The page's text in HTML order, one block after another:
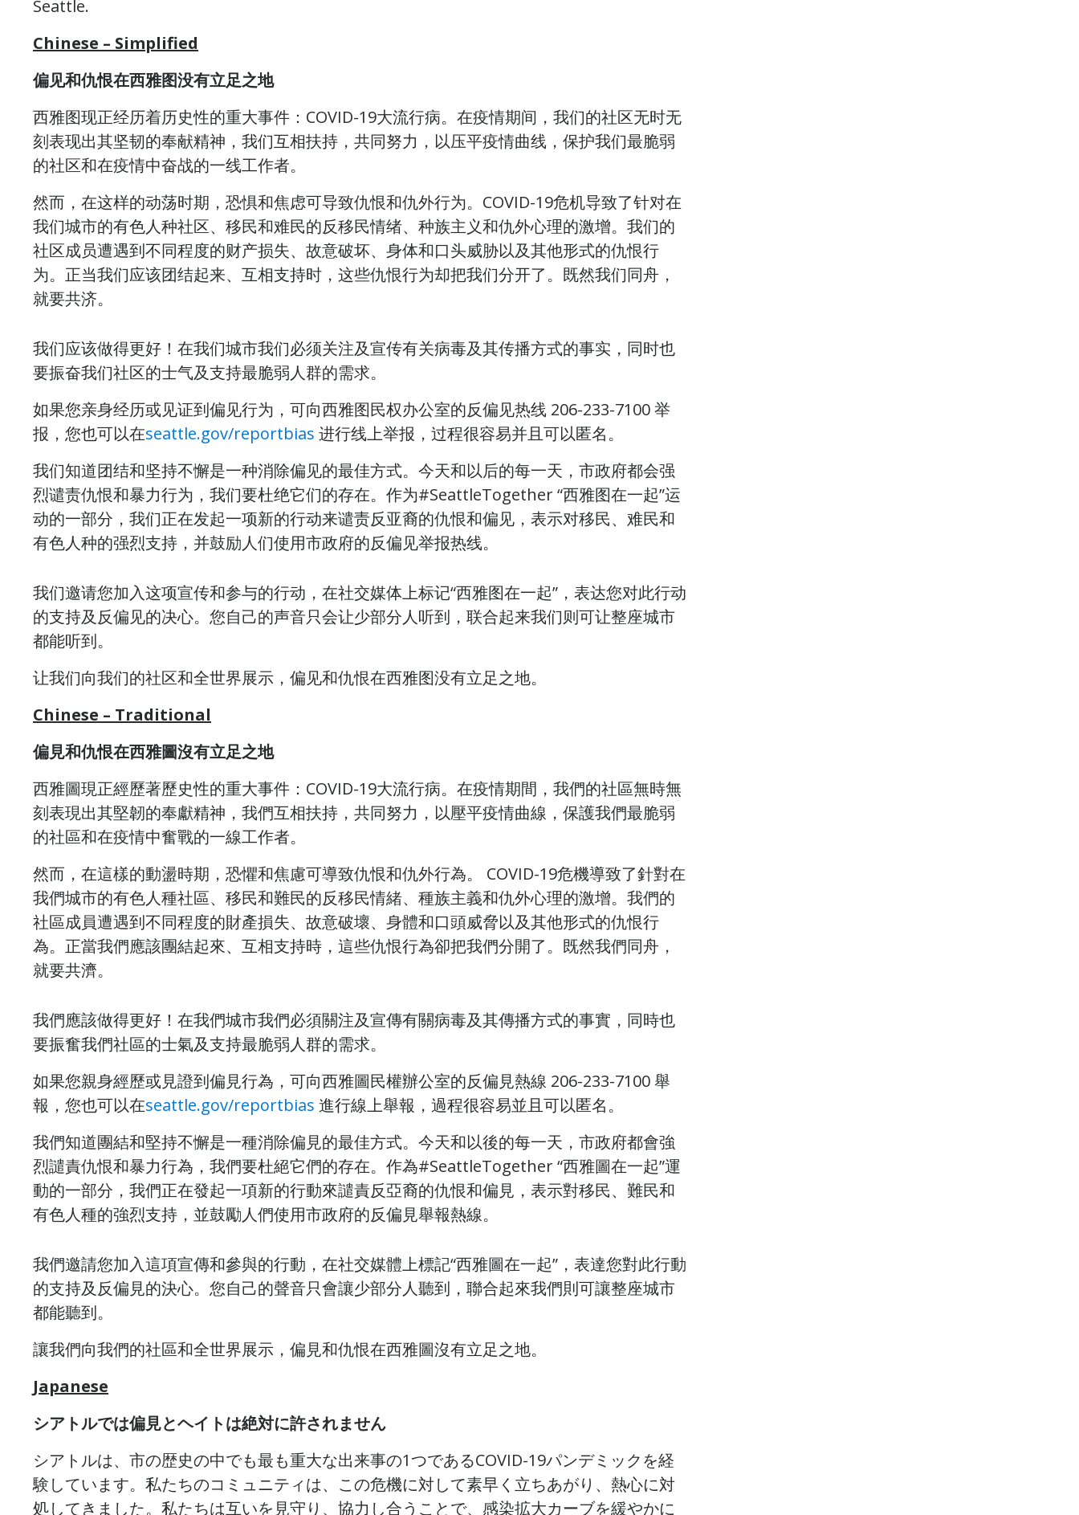
Seattle.
Chinese – Simplified
偏见和仇恨在西雅图没有立足之地
西雅图现正经历着历史性的重大事件：COVID-19大流行病。在疫情期间，我们的社区无时无
刻表现出其坚韧的奉献精神，我们互相扶持，共同努力，以压平疫情曲线，保护我们最脆弱
的社区和在疫情中奋战的一线工作者。
然而，在这样的动荡时期，恐惧和焦虑可导致仇恨和仇外行为。COVID-19危机导致了针对在
我们城市的有色人种社区、移民和难民的反移民情绪、种族主义和仇外心理的激增。我们的
社区成员遭遇到不同程度的财产损失、故意破坏、身体和口头威胁以及其他形式的仇恨行
为。正当我们应该团结起来、互相支持时，这些仇恨行为却把我们分开了。既然我们同舟，
就要共济。
我们应该做得更好！在我们城市我们必须关注及宣传有关病毒及其传播方式的事实，同时也
要振奋我们社区的士气及支持最脆弱人群的需求。
如果您亲身经历或见证到偏见行为，可向西雅图民权办公室的反偏见热线 206-233-7100 举
报，您也可以在seattle.gov/reportbias 进行线上举报，过程很容易并且可以匿名。
我们知道团结和坚持不懈是一种消除偏见的最佳方式。今天和以后的每一天，市政府都会强
烈谴责仇恨和暴力行为，我们要杜绝它们的存在。作为#SeattleTogether “西雅图在一起”运
动的一部分，我们正在发起一项新的行动来谴责反亚裔的仇恨和偏见，表示对移民、难民和
有色人种的强烈支持，并鼓励人们使用市政府的反偏见举报热线。
我们邀请您加入这项宣传和参与的行动，在社交媒体上标记“西雅图在一起”，表达您对此行动
的支持及反偏见的决心。您自己的声音只会让少部分人听到，联合起来我们则可让整座城市
都能听到。
让我们向我们的社区和全世界展示，偏见和仇恨在西雅图没有立足之地。
Chinese – Traditional
偏見和仇恨在西雅圖沒有立足之地
西雅圖現正經歷著歷史性的重大事件：COVID-19大流行病。在疫情期間，我們的社區無時無
刻表現出其堅韌的奉獻精神，我們互相扶持，共同努力，以壓平疫情曲線，保護我們最脆弱
的社區和在疫情中奮戰的一線工作者。
然而，在這樣的動盪時期，恐懼和焦慮可導致仇恨和仇外行為。 COVID-19危機導致了針對在
我們城市的有色人種社區、移民和難民的反移民情緒、種族主義和仇外心理的激增。我們的
社區成員遭遇到不同程度的財產損失、故意破壞、身體和口頭威脅以及其他形式的仇恨行
為。正當我們應該團結起來、互相支持時，這些仇恨行為卻把我們分開了。既然我們同舟，
就要共濟。
我們應該做得更好！在我們城市我們必須關注及宣傳有關病毒及其傳播方式的事實，同時也
要振奮我們社區的士氣及支持最脆弱人群的需求。
如果您親身經歷或見證到偏見行為，可向西雅圖民權辦公室的反偏見熱線 206-233-7100 舉
報，您也可以在seattle.gov/reportbias 進行線上舉報，過程很容易並且可以匿名。
我們知道團結和堅持不懈是一種消除偏見的最佳方式。今天和以後的每一天，市政府都會強
烈譴責仇恨和暴力行為，我們要杜絕它們的存在。作為#SeattleTogether “西雅圖在一起”運
動的一部分，我們正在發起一項新的行動來譴責反亞裔的仇恨和偏見，表示對移民、難民和
有色人種的強烈支持，並鼓勵人們使用市政府的反偏見舉報熱線。
我們邀請您加入這項宣傳和參與的行動，在社交媒體上標記“西雅圖在一起”，表達您對此行動
的支持及反偏見的決心。您自己的聲音只會讓少部分人聽到，聯合起來我們則可讓整座城市
都能聽到。
讓我們向我們的社區和全世界展示，偏見和仇恨在西雅圖沒有立足之地。
Japanese
シアトルでは偏見とヘイトは絶対に許されません
シアトルは、市の歴史の中でも最も重大な出来事の1つであるCOVID-19パンデミックを経
験しています。私たちのコミュニティは、この危機に対して素早く立ちあがり、熱心に対
処してきました。私たちは互いを見守り、協力し合うことで、感染拡大カーブを緩やかに